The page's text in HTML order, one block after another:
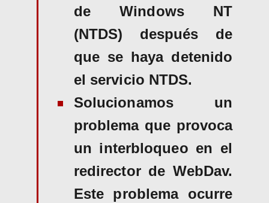
de Windows NT
(NTDS) después de
que se haya detenido
el servicio NTDS.
Solucionamos un
problema que provoca
un interbloqueo en el
redirector de WebDav.
Este problema ocurre